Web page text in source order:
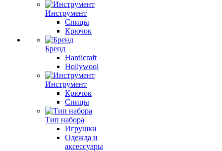
Инструмент
Спицы
Крючок
Бренд
Hardicraft
Hollywool
Инструмент
Крючок
Спицы
Тип набора
Игрушки
Одежда и
аксессуары